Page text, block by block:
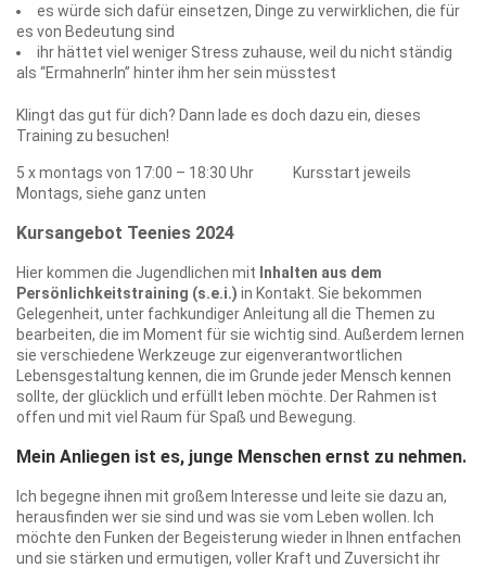
es würde sich dafür einsetzen, Dinge zu verwirklichen, die für
es von Bedeutung sind
ihr hättet viel weniger Stress zuhause, weil du nicht ständig
als “ErmahnerIn” hinter ihm her sein müsstest
Klingt das gut für dich? Dann lade es doch dazu ein, dieses
Training zu besuchen!
5 x montags von 17:00 – 18:30 Uhr Kursstart jeweils
Montags, siehe ganz unten
Kursangebot Teenies 2024
Hier kommen die Jugendlichen mit Inhalten aus dem
Persönlichkeitstraining (s.e.i.) in Kontakt. Sie bekommen
Gelegenheit, unter fachkundiger Anleitung all die Themen zu
bearbeiten, die im Moment für sie wichtig sind. Außerdem lernen
sie verschiedene Werkzeuge zur eigenverantwortlichen
Lebensgestaltung kennen, die im Grunde jeder Mensch kennen
sollte, der glücklich und erfüllt leben möchte. Der Rahmen ist
offen und mit viel Raum für Spaß und Bewegung.
Mein Anliegen ist es, junge Menschen ernst zu nehmen.
Ich begegne ihnen mit großem Interesse und leite sie dazu an,
herausfinden wer sie sind und was sie vom Leben wollen. Ich
möchte den Funken der Begeisterung wieder in Ihnen entfachen
und sie stärken und ermutigen, voller Kraft und Zuversicht ihr